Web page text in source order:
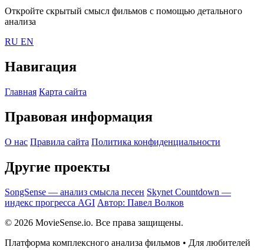
Откройте скрытый смысл фильмов с помощью детального
анализа
RU EN
Навигация
Главная Карта сайта
Правовая информация
О нас Правила сайта Политика конфиденциальности
Другие проекты
SongSense — анализ смысла песен Skynet Countdown —
индекс прогресса AGI Автор: Павел Волков
© 2026 MovieSense.io. Все права защищены.
Платформа комплексного анализа фильмов • Для любителей